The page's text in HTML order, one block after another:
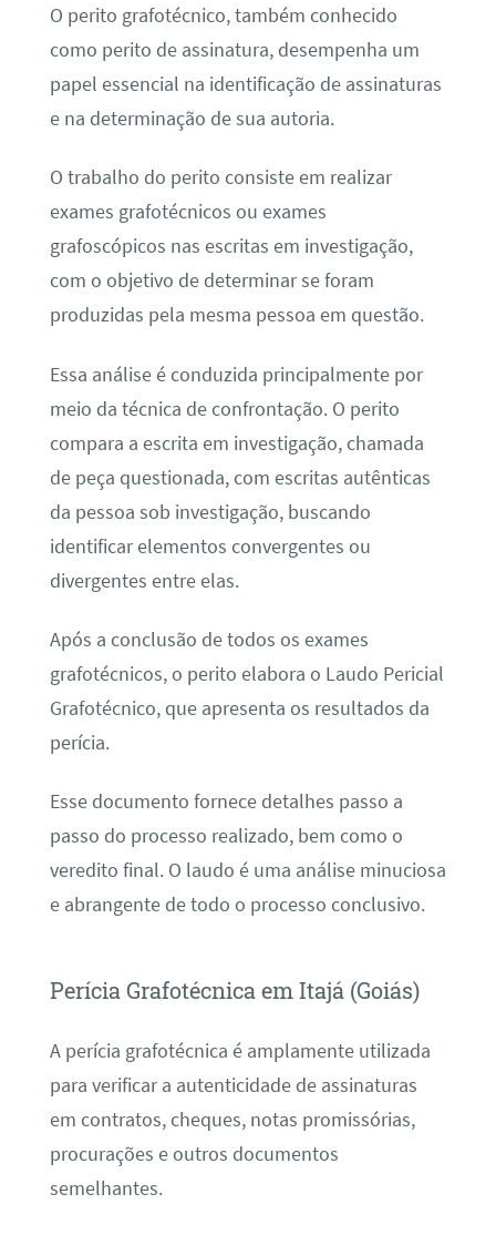
O perito grafotécnico, também conhecido
como perito de assinatura, desempenha um
papel essencial na identificação de assinaturas
e na determinação de sua autoria.
O trabalho do perito consiste em realizar
exames grafotécnicos ou exames
grafoscópicos nas escritas em investigação,
com o objetivo de determinar se foram
produzidas pela mesma pessoa em questão.
Essa análise é conduzida principalmente por
meio da técnica de confrontação. O perito
compara a escrita em investigação, chamada
de peça questionada, com escritas autênticas
da pessoa sob investigação, buscando
identificar elementos convergentes ou
divergentes entre elas.
Após a conclusão de todos os exames
grafotécnicos, o perito elabora o Laudo Pericial
Grafotécnico, que apresenta os resultados da
perícia.
Esse documento fornece detalhes passo a
passo do processo realizado, bem como o
veredito final. O laudo é uma análise minuciosa
e abrangente de todo o processo conclusivo.
Perícia Grafotécnica em Itajá (Goiás)
A perícia grafotécnica é amplamente utilizada
para verificar a autenticidade de assinaturas
em contratos, cheques, notas promissórias,
procurações e outros documentos
semelhantes.